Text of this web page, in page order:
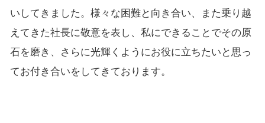
いしてきました。様々な困難と向き合い、また乗り越
えてきた社長に敬意を表し、私にできることでその原
石を磨き、さらに光輝くようにお役に立ちたいと思っ
てお付き合いをしてきております。